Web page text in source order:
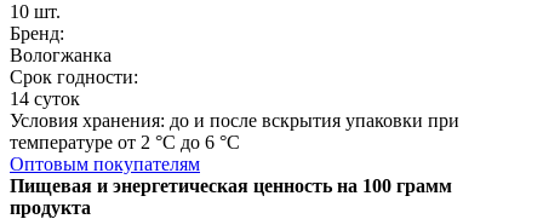
10 шт.
Бренд:
Вологжанка
Срок годности:
14 суток
Условия хранения: до и после вскрытия упаковки при
температуре от 2 °C до 6 °C
Оптовым покупателям
Пищевая и энергетическая ценность на 100 грамм
продукта